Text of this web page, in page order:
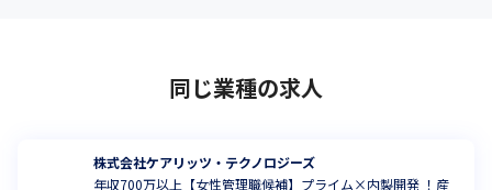
同じ業種の求人
株式会社ケアリッツ・テクノロジーズ
年収700万以上【女性管理職候補】プライム×内製開発 ！産